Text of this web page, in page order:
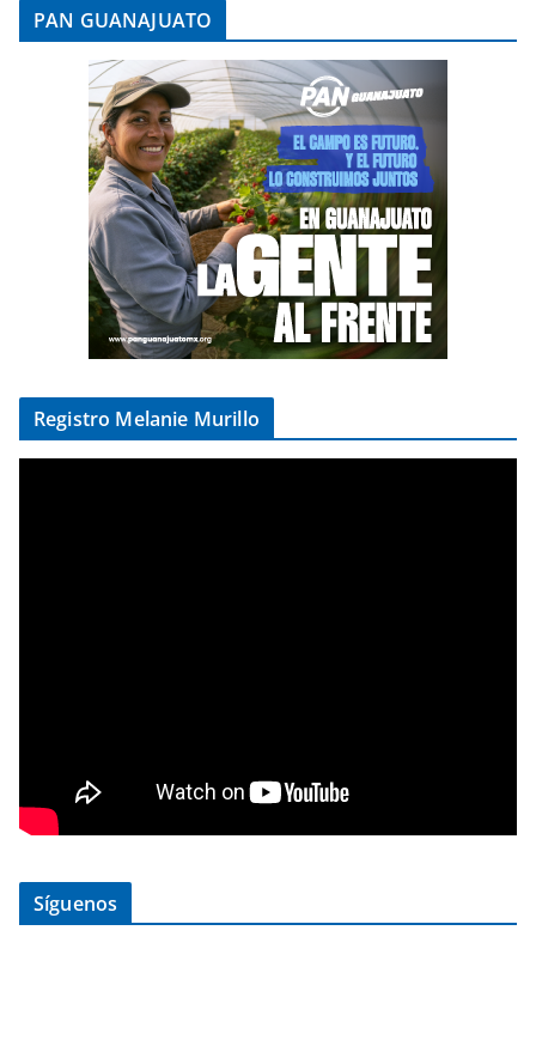
PAN GUANAJUATO
Registro Melanie Murillo
Síguenos